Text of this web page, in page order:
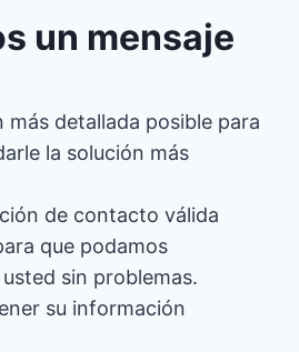
un mensaje
más detallada posible para
la solución más
de contacto válida
que podamos
sin problemas.
su información